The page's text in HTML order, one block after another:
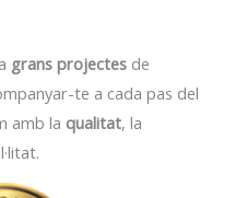
grans projectes de
te a cada pas del
amb la qualitat, la